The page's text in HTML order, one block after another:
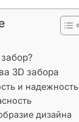
3D забора
и надежность
дизайна